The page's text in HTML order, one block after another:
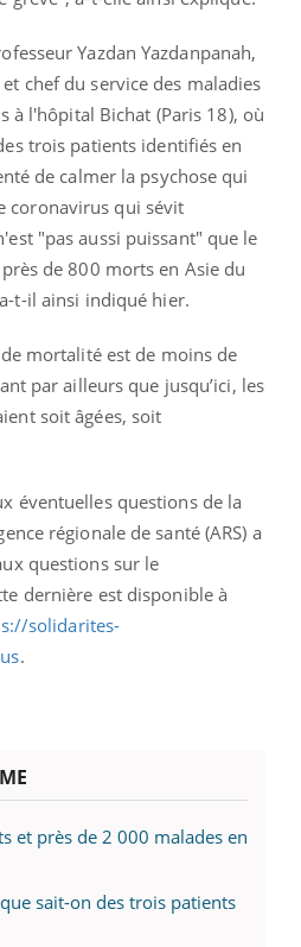
Yazdan Yazdanpanah,
chef du service des maladies
à l'hôpital Bichat (Paris 18), où
trois patients identifiés en
de calmer la psychose qui
coronavirus qui sévit
"pas aussi puissant" que le
de 800 morts en Asie du
t-il ainsi indiqué hier.
mortalité est de moins de
par ailleurs que jusqu’ici, les
soit âgées, soit
éventuelles questions de la
régionale de santé (ARS) a
questions sur le
dernière est disponible à
solidarites-
.
et près de 2 000 malades en
sait-on des trois patients